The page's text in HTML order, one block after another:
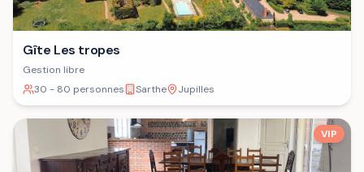
Gîte Les tropes
Gestion libre
30 - 80 personnes
Sarthe Jupilles
VIP